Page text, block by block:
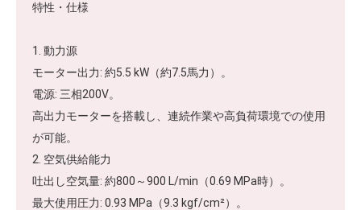
特性・仕様
1. 動力源
モーター出力: 約5.5 kW（約7.5馬力）。
電源: 三相200V。
高出力モーターを搭載し、連続作業や高負荷環境での使用
が可能。
2. 空気供給能力
吐出し空気量: 約800～900 L/min（0.69 MPa時）。
最大使用圧力: 0.93 MPa（9.3 kgf/cm²）。